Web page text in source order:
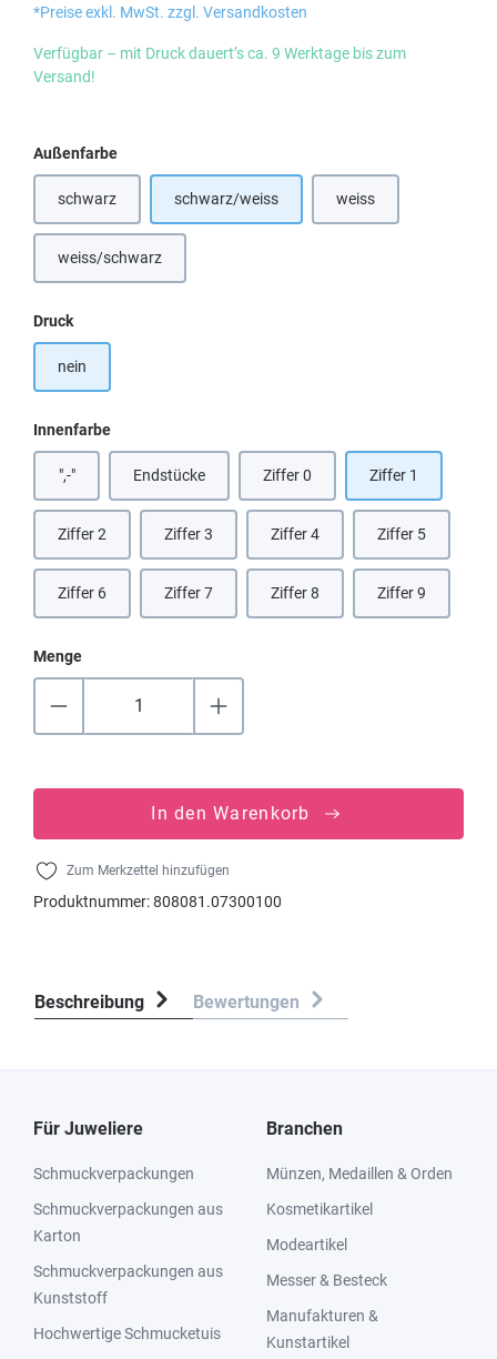
*Preise exkl. MwSt. zzgl. Versandkosten
Verfügbar – mit Druck dauert’s ca. 9 Werktage bis zum
Versand!
Außenfarbeauswählen
schwarz(Diese Option ist zurzeit nicht verfügbar.)
schwarz/weiss weiss(Diese Option ist
weiss/schwarz
Druckauswählen
nein
Innenfarbeauswählen
",-" Endstücke(Diese Option ist zurzeit nicht verfügbar.)
Ziffer 0 Ziffer 1
Ziffer 2 Ziffer 3 Ziffer 4 Ziffer 5
Ziffer 6 Ziffer 7 Ziffer 8 Ziffer 9
Menge
In den Warenkorb
Zum Merkzettel hinzufügen
Produktnummer:808081.07300100
Beschreibung Bewertungen
Für Juweliere
Schmuckverpackungen
Schmuckverpackungen aus
Karton
Schmuckverpackungen aus
Kunststoff
Hochwertige Schmucketuis
Branchen
Münzen, Medaillen & Orden
Kosmetikartikel
Modeartikel
Messer & Besteck
Manufakturen &
Kunstartikel